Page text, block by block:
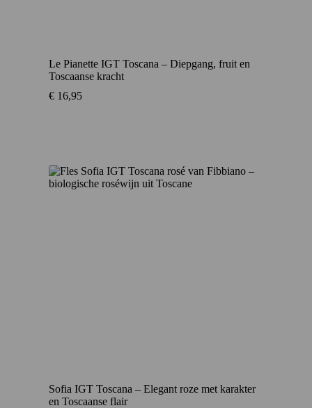
Le Pianette IGT Toscana – Diepgang, fruit en
Toscaanse kracht
€ 16,95
Sofia IGT Toscana – Elegant roze met karakter
en Toscaanse flair